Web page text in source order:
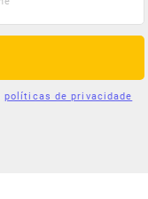
políticas de privacidade